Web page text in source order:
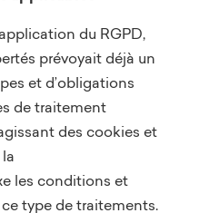
du RGPD,
prévoyait déjà un
et d’obligations
de traitement
des cookies et
les conditions et
type de traitements.